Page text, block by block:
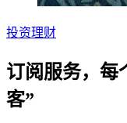
投资理财
订阅服务，每
客”